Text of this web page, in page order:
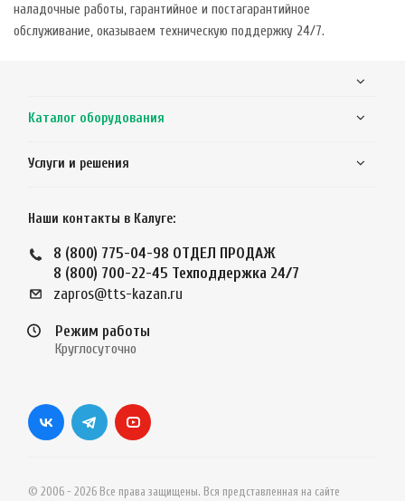
наладочные работы, гарантийное и постагарантийное
обслуживание, оказываем техническую поддержку 24/7.
Каталог оборудования
Услуги и решения
Наши контакты в Калуге:
8 (800) 775-04-98 ОТДЕЛ ПРОДАЖ
8 (800) 700-22-45 Техподдержка 24/7
zapros@tts-kazan.ru
Режим работы
Круглосуточно
© 2006 - 2026 Все права защищены. Вся представленная на сайте